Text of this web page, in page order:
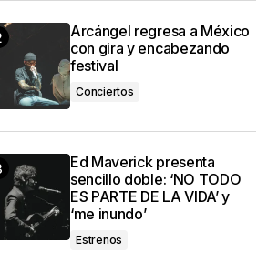
Arcángel regresa a México
con gira y encabezando
festival
Conciertos
Ed Maverick presenta
sencillo doble: ‘NO TODO
ES PARTE DE LA VIDA’ y
‘me inundo’
Estrenos